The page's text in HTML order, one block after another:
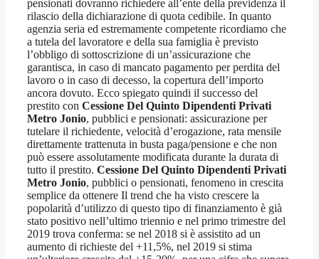
pensionati dovranno richiedere all’ente della previdenza il
rilascio della dichiarazione di quota cedibile. In quanto
agenzia seria ed estremamente competente ricordiamo che
a tutela del lavoratore e della sua famiglia è previsto
l’obbligo di sottoscrizione di un’assicurazione che
garantisca, in caso di mancato pagamento per perdita del
lavoro o in caso di decesso, la copertura dell’importo
ancora dovuto. Ecco spiegato quindi il successo del
prestito con Cessione Del Quinto Dipendenti Privati
Metro Jonio, pubblici e pensionati: assicurazione per
tutelare il richiedente, velocità d’erogazione, rata mensile
direttamente trattenuta in busta paga/pensione e che non
può essere assolutamente modificata durante la durata di
tutto il prestito. Cessione Del Quinto Dipendenti Privati
Metro Jonio, pubblici o pensionati, fenomeno in crescita
semplice da ottenere Il trend che ha visto crescere la
popolarità d’utilizzo di questo tipo di finanziamento è già
stato positivo nell’ultimo triennio e nel primo trimestre del
2019 trova conferma: se nel 2018 si è assistito ad un
aumento di richieste del +11,5%, nel 2019 si stima